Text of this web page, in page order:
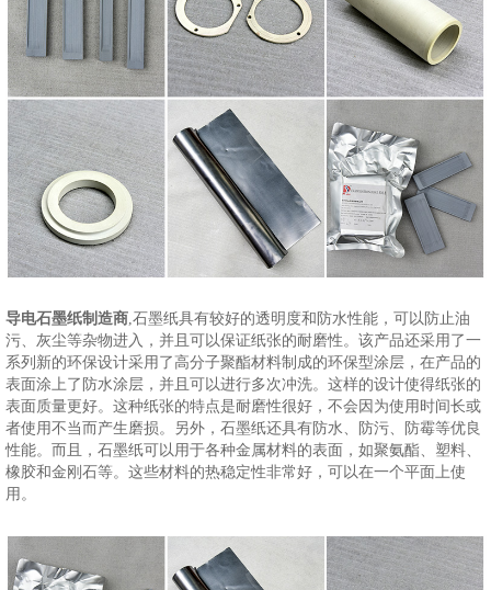
导电石墨纸制造商,石墨纸具有较好的透明度和防水性能，可以防止油
污、灰尘等杂物进入，并且可以保证纸张的耐磨性。该产品还采用了一
系列新的环保设计采用了高分子聚酯材料制成的环保型涂层，在产品的
表面涂上了防水涂层，并且可以进行多次冲洗。这样的设计使得纸张的
表面质量更好。这种纸张的特点是耐磨性很好，不会因为使用时间长或
者使用不当而产生磨损。另外，石墨纸还具有防水、防污、防霉等优良
性能。而且，石墨纸可以用于各种金属材料的表面，如聚氨酯、塑料、
橡胶和金刚石等。这些材料的热稳定性非常好，可以在一个平面上使
用。